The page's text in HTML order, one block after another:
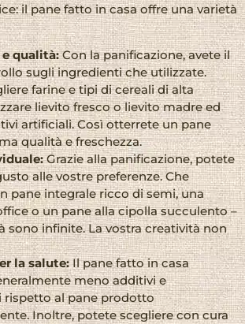
il pane fatto in casa offre una varietà
e qualità:Con la panificazione, avete il
sugli ingredienti che utilizzate.
farine e tipi di cereali di alta
lievito fresco o lievito madre ed
artificiali. Così otterrete un pane
qualità e freschezza.
Grazie alla panificazione, potete
alle vostre preferenze. Che
pane integrale ricco di semi, una
o un pane alla cipolla succulento –
sono infinite. La vostra creatività non
la salute:Il pane fatto in casa
meno additivi e
rispetto al pane prodotto
Inoltre, potete scegliere con cura